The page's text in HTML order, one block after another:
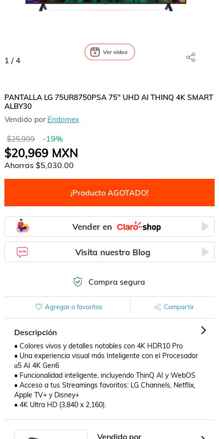
1 / 4
PANTALLA LG 75UR8750PSA 75" UHD AI THINQ 4K SMART
ALBY30
Vendido por Endomex
$25,999 -19%
$20,969MXN
Ahorras $5,030.00
¡Producto AGOTADO!
Vender en
Visita nuestro Blog
Compra segura
Agregar a favoritos Compartir
Descripción
• Colores vivos y detalles notables con 4K HDR10 Pro
• Una experiencia visual más Inteligente con el Procesador
α5 AI 4K Gen6
• Funcionalidad inteligente, incluyendo ThinQ AI y WebOS
• Acceso a tus Streamings favoritos: LG Channels, Netflix,
Apple TV+ y Disney+
• 4K Ultra HD (3,840 x 2,160).
Vendido por